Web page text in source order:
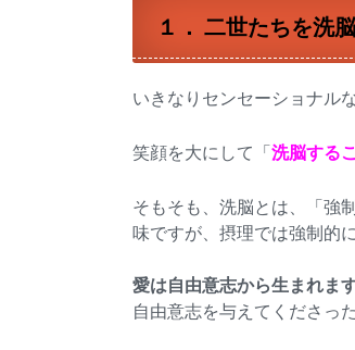
１． 二世たちを洗
いきなりセンセーショナル
笑顔を大にして「洗脳する
そもそも、洗脳とは、「強
味ですが、摂理では強制的
愛は自由意志から生まれま
自由意志を与えてくださっ